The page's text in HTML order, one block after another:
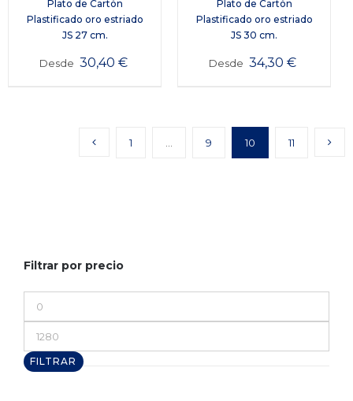
Plato de Cartón
Plastificado oro estriado
JS 27 cm.
Desde 30,40 €
Plato de Cartón
Plastificado oro estriado
JS 30 cm.
Desde 34,30€
1 9 10 11
Filtrar por precio
mínimo
máximo
FILTRAR